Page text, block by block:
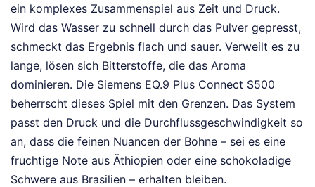
ein komplexes Zusammenspiel aus Zeit und Druck.
Wird das Wasser zu schnell durch das Pulver gepresst,
schmeckt das Ergebnis flach und sauer. Verweilt es zu
lange, lösen sich Bitterstoffe, die das Aroma
dominieren. Die Siemens EQ.9 Plus Connect S500
beherrscht dieses Spiel mit den Grenzen. Das System
passt den Druck und die Durchflussgeschwindigkeit so
an, dass die feinen Nuancen der Bohne – sei es eine
fruchtige Note aus Äthiopien oder eine schokoladige
Schwere aus Brasilien – erhalten bleiben.